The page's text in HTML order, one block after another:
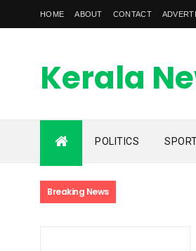
HOME ABOUT CONTACT
Kerala
Feed
kerala news feed is the one of the best
POLITICS
Breaking News